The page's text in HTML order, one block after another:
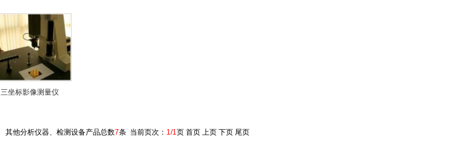
三坐标影像测量仪
其他分析仪器、检测设备产品总数7条 当前页次： 1/1页 首页 上页 下页 尾页